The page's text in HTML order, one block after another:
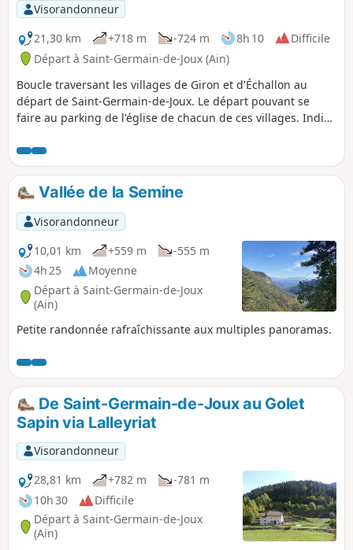
Visorandonneur
21,30 km
+718 m -724 m 8h 10
Difficile
Départ à Saint-Germain-de-Joux (Ain)
Boucle traversant les villages de Giron et d'Échallon au
départ de Saint-Germain-de-Joux. Le départ pouvant se
faire au parking de l'église de chacun de ces villages. Indice
Vallée de la Semine
Visorandonneur
10,01 km
+559 m
-555 m
4h 25
Moyenne
Départ à Saint-Germain-de-Joux
(Ain)
Petite randonnée rafraîchissante aux multiples panoramas.
De Saint-Germain-de-Joux au Golet
Sapin via Lalleyriat
Visorandonneur
28,81 km
+782 m
-781 m
10h 30
Difficile
Départ à Saint-Germain-de-Joux
(Ain)